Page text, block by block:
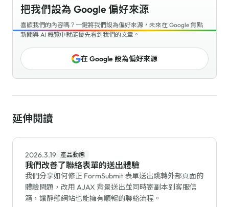
把我們設為 Google 偏好來源
喜歡我們的內容嗎？一鍵將我們設為偏好來源，未來在 Google 焦點
新聞與 AI 概覽中就能優先看到我們的文章。
在 Google 設為偏好來源
延伸閱讀
2026.3.19 產品動態
我們改善了聯絡表單的送出體驗
我們分享如何修正 FormSubmit 表單送出跳轉外部頁面的
體驗問題，改用 AJAX 背景送出並同時寄副本到客服信
箱，讓靜態網站也能擁有順暢的聯絡流程。